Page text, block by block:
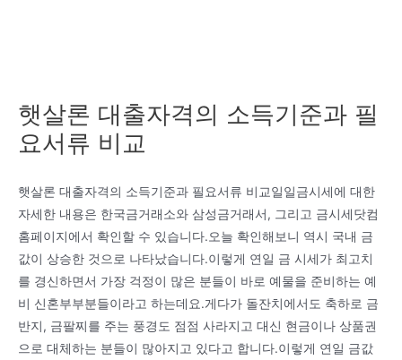
햇살론 대출자격의 소득기준과 필
요서류 비교
햇살론 대출자격의 소득기준과 필요서류 비교일일금시세에 대한
자세한 내용은 한국금거래소와 삼성금거래서, 그리고 금시세닷컴
홈페이지에서 확인할 수 있습니다.오늘 확인해보니 역시 국내 금
값이 상승한 것으로 나타났습니다.이렇게 연일 금 시세가 최고치
를 경신하면서 가장 걱정이 많은 분들이 바로 예물을 준비하는 예
비 신혼부부분들이라고 하는데요.게다가 돌잔치에서도 축하로 금
반지, 금팔찌를 주는 풍경도 점점 사라지고 대신 현금이나 상품권
으로 대체하는 분들이 많아지고 있다고 합니다.이렇게 연일 금값